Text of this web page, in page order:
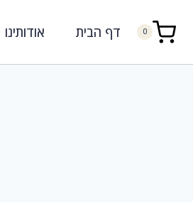
0 דף הבית אודותינו